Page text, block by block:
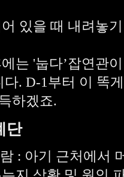
있을 때 내려놓기
는 '눕다’잡연관
다. D-1부터 이 똑
하겠죠.
단
: 아기 근처에서